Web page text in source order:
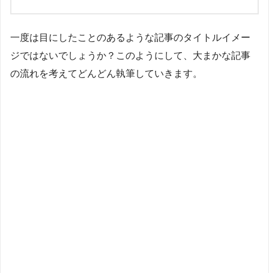
一度は目にしたことのあるような記事のタイトルイメー
ジではないでしょうか？このようにして、大まかな記事
の流れを考えてどんどん執筆していきます。